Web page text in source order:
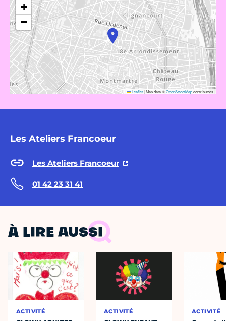
+
−
Leaflet|Map data ©OpenStreetMapcontributors
Les Ateliers Francoeur
Les Ateliers Francoeur
01 42 23 31 41
À LIRE AUSSI
ACTIVITÉ ACTIVITÉ ACTIVITÉ